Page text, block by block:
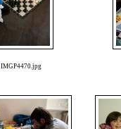
IMGP4470.jpg